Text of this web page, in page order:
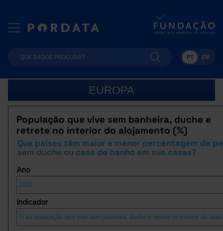
PT EN
EUROPA
População que vive sem banheira, duche e
retrete no interior do alojamento (%)
Que países têm maior e menor percentagem de
sem duche ou casa de banho em sua casas?
Ano
Indicador